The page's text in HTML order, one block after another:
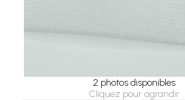
2 photos disponibles
Cliquez pour agrandir